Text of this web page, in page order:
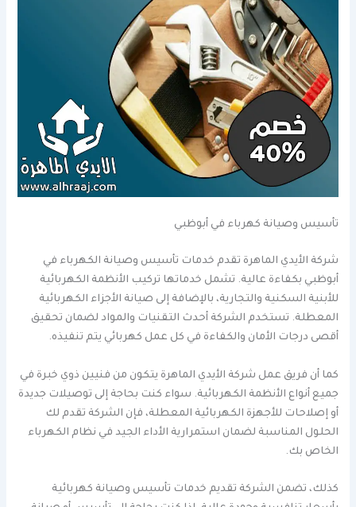
تأسيس وصيانة كهرباء في أبوظبي
شركة الأيدي الماهرة تقدم خدمات تأسيس وصيانة الكهرباء في
أبوظبي بكفاءة عالية. تشمل خدماتها تركيب الأنظمة الكهربائية
للأبنية السكنية والتجارية، بالإضافة إلى صيانة الأجزاء الكهربائية
المعطلة. تستخدم الشركة أحدث التقنيات والمواد لضمان تحقيق
أقصى درجات الأمان والكفاءة في كل عمل كهربائي يتم تنفيذه.
كما أن فريق عمل شركة الأيدي الماهرة يتكون من فنيين ذوي خبرة في
جميع أنواع الأنظمة الكهربائية. سواء كنت بحاجة إلى توصيلات جديدة
أو إصلاحات للأجهزة الكهربائية المعطلة، فإن الشركة تقدم لك
الحلول المناسبة لضمان استمرارية الأداء الجيد في نظام الكهرباء
الخاص بك.
كذلك، تضمن الشركة تقديم خدمات تأسيس وصيانة كهربائية